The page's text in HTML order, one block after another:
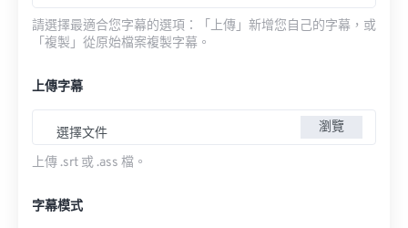
請選擇最適合您字幕的選項：「上傳」新增您自己的字幕，或
「複製」從原始檔案複製字幕。
上傳字幕
選擇文件 瀏覽
上傳 .srt 或 .ass 檔。
字幕模式